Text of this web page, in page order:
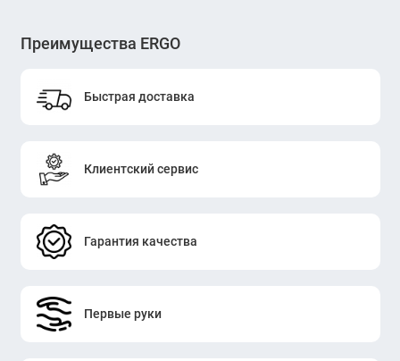
Преимущества ERGO
Быстрая доставка
Клиентский сервис
Гарантия качества
Первые руки